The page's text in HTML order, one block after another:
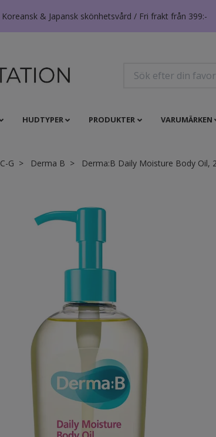
Koreansk & Japansk skönhetsvård / Fri frakt från 399:-
HUDTYPER PRODUKTER VARUMÄRKEN
C-G Derma B Derma:B Daily Moisture Body Oil,